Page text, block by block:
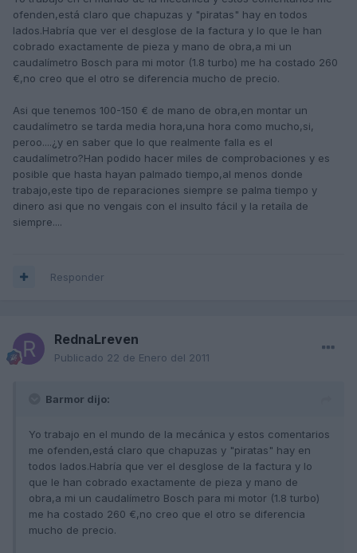
ofenden,está claro que chapuzas y "piratas" hay en todos
lados.Habría que ver el desglose de la factura y lo que le han
cobrado exactamente de pieza y mano de obra,a mi un
caudalímetro Bosch para mi motor (1.8 turbo) me ha costado 260
€,no creo que el otro se diferencia mucho de precio.
Asi que tenemos 100-150 € de mano de obra,en montar un
caudalímetro se tarda media hora,una hora como mucho,si,
peroo....¿y en saber que lo que realmente falla es el
caudalímetro?Han podido hacer miles de comprobaciones y es
posible que hasta hayan palmado tiempo,al menos donde
trabajo,este tipo de reparaciones siempre se palma tiempo y
dinero asi que no vengais con el insulto fácil y la retaíla de
siempre....
Responder
RednaLreven
Publicado 22 de Enero del 2011
Barmor dijo:
Yo trabajo en el mundo de la mecánica y estos comentarios
me ofenden,está claro que chapuzas y "piratas" hay en
todos lados.Habría que ver el desglose de la factura y lo
que le han cobrado exactamente de pieza y mano de
obra,a mi un caudalímetro Bosch para mi motor (1.8 turbo)
me ha costado 260 €,no creo que el otro se diferencia
mucho de precio.